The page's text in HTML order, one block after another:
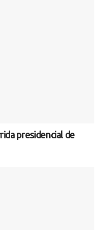
presidencial de